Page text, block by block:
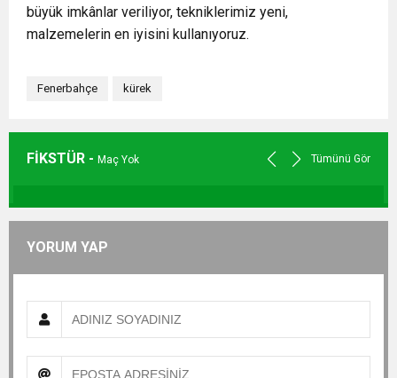
büyük imkânlar veriliyor, tekniklerimiz yeni,
malzemelerin en iyisini kullanıyoruz.
Fenerbahçe kürek
FİKSTÜR - Maç Yok Tümünü Gör
YORUM YAP